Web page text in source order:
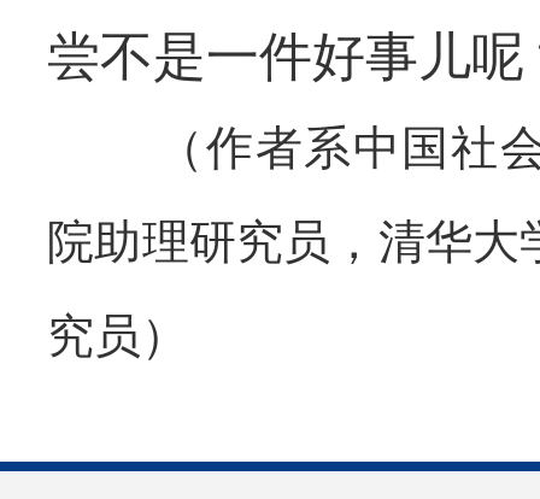
尝不是一件好事儿呢
（作者系中国社
院助理研究员，清华
究员）